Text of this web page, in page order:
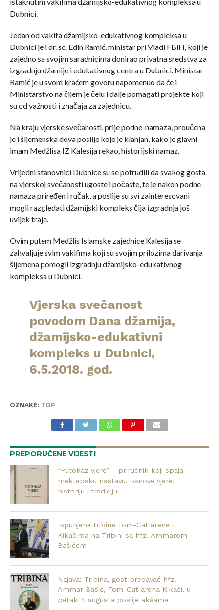
Dubnici.
Jedan od vakifa džamijsko-edukativnog kompleksa u
Dubnici je i dr. sc. Edin Ramić, ministar pri Vladi FBiH, koji je
zajedno sa svojim saradnicima donirao privatna sredstva za
izgradnju džamije i edukativnog centra u Dubnici. Ministar
Ramić je u svom kraćem govoru napomenuo da će i
Ministarstvo na čijem je čelu i dalje pomagati projekte koji
su od važnosti i značaja za zajednicu.
Na kraju vjerske svečanosti, prije podne-namaza, proučena
je i šljemenska dova poslije koje je klanjan, kako je glavni
imam Medžlisa IZ Kalesija rekao, historijski namaz.
Vrijedni stanovnici Dubnice su se potrudili da svakog gosta
na vjerskoj svečanosti ugoste i počaste, te je nakon podne-
namaza priređen i ručak, a poslije su svi zainteresovani
mogli razgledati džamijski kompleks čija izgradnja još
uvijek traje.
Ovim putem Medžlis Islamske zajednice Kalesija se
zahvaljuje svim vakifima koji su svojim prilozima darivanja
šljemena pomogli izgradnju džamijsko-edukativnog
kompleksa u Dubnici.
Vjerska svečanost
povodom Dana džamija,
džamijsko-edukativni
kompleks u Dubnici,
6.5.2018. god.
OZNAKE: TOP
PREPORUČENE VIJESTI
“Putokaz vjere” – priručnik koji spaja
mektepsku nastavu, osnove vjere,
historiju i tradiciju
Ispunjene tribine Tom-Cat arene u
Kikačima na Tribini sa hfz. Ammarom
Bašićem
Najava: Tribina, gost predavač hfz.
Ammar Bašić, Tom-Cat arena Kikači, u
petak 7. augusta poslije akšama